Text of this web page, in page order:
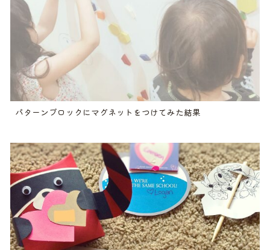
パターンブロックにマグネットをつけてみた結果